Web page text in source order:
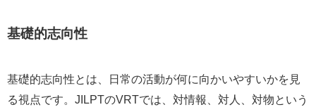
基礎的志向性
基礎的志向性とは、日常の活動が何に向かいやすいかを見
る視点です。JILPTのVRTでは、対情報、対人、対物という